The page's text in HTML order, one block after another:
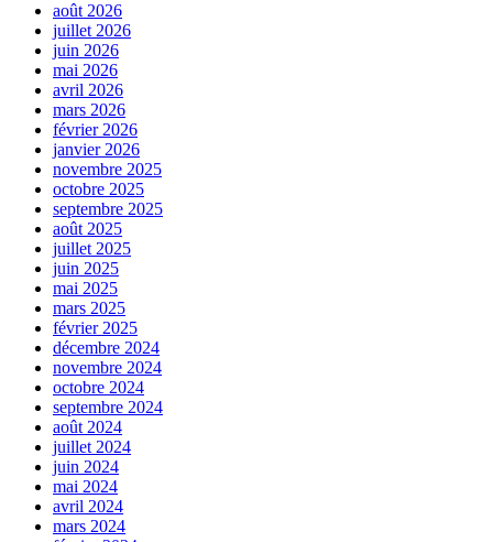
août 2026
juillet 2026
juin 2026
mai 2026
avril 2026
mars 2026
février 2026
janvier 2026
novembre 2025
octobre 2025
septembre 2025
août 2025
juillet 2025
juin 2025
mai 2025
mars 2025
février 2025
décembre 2024
novembre 2024
octobre 2024
septembre 2024
août 2024
juillet 2024
juin 2024
mai 2024
avril 2024
mars 2024